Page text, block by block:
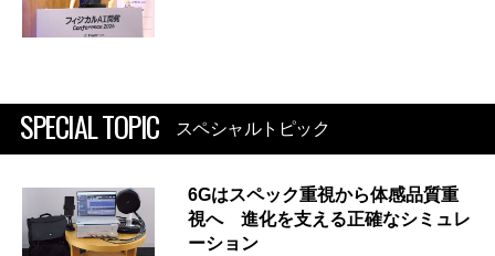
SPECIAL TOPIC スペシャルトピック
6Gはスペック重視から体感品質重
視へ 進化を支える正確なシミュレ
ーション